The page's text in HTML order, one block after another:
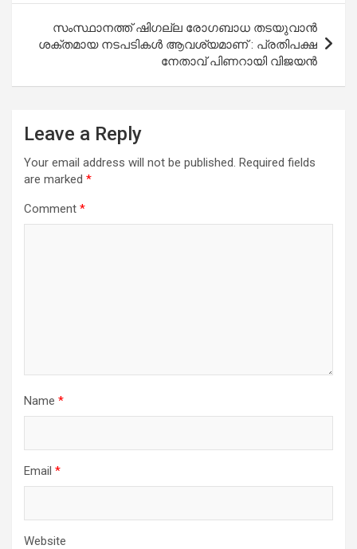
സംസ്ഥാനത്ത് ഷിഗല്ല രോഗബാധ തടയുവാൻ
ശക്തമായ നടപടികൾ ആവശ്യമാണ് : പ്രതിപക്ഷ
നേതാവ് പിണറായി വിജയൻ
Leave a Reply
Your email address will not be published. Required fields
are marked *
Comment *
Name *
Email *
Website